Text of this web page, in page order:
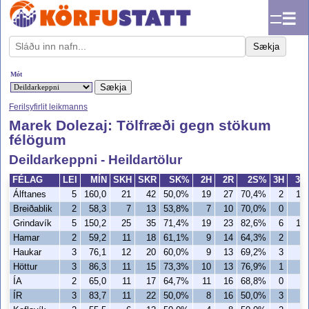
☰
Sækja
Mót
Ferilsyfirlit leikmanns
Marek Dolezaj: Tölfræði gegn stökum
félögum
Deildarkeppni - Heildartölur
FÉLAG LEI MÍN SKH SKR SK% 2H 2R 2S% 3H
3R
Álftanes
5 160,0 21 42 50,0% 19 27 70,4% 2
15
Breiðablik
2 58,3 7 13 53,8% 7 10 70,0% 0
Grindavík
5 150,2 25 35 71,4% 19 23 82,6% 6
12
Hamar
2 59,2 11 18 61,1% 9 14 64,3% 2
Haukar
3 76,1 12 20 60,0% 9 13 69,2% 3
Höttur
3 86,3 11 15 73,3% 10 13 76,9% 1
ÍA
2 65,0 11 17 64,7% 11 16 68,8% 0
ÍR
3 83,7 11 22 50,0% 8 16 50,0% 3